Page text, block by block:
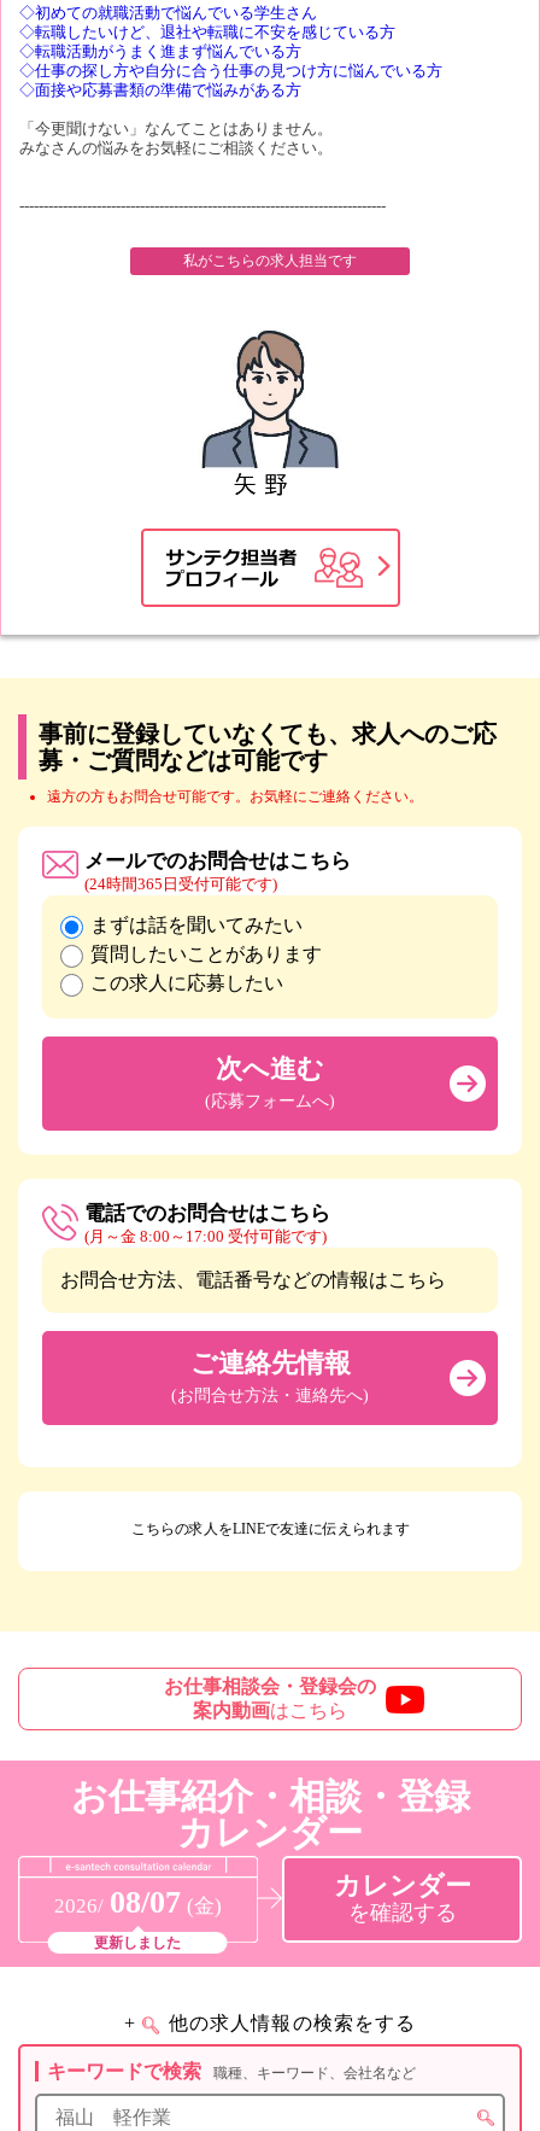
◇初めての就職活動で悩んでいる学生さん
◇転職したいけど、退社や転職に不安を感じている方
◇転職活動がうまく進まず悩んでいる方
◇仕事の探し方や自分に合う仕事の見つけ方に悩んでいる方
◇面接や応募書類の準備で悩みがある方
「今更聞けない」なんてことはありません。
みなさんの悩みをお気軽にご相談ください。
----------------------------------------------------------------------------
私がこちらの求人担当です
事前に登録していなくても、求人へのご応
募・ご質問などは可能です
遠方の方もお問合せ可能です。お気軽にご連絡ください。
メールでのお問合せはこちら
(24時間365日受付可能です)
まずは話を聞いてみたい
質問したいことがあります
この求人に応募したい
次へ進む
(応募フォームへ)
電話でのお問合せはこちら
(月～金 8:00～17:00 受付可能です)
お問合せ方法、電話番号などの情報はこちら
ご連絡先情報
(お問合せ方法・連絡先へ)
こちらの求人をLINEで友達に伝えられます
お仕事相談会・登録会の
案内動画はこちら
お仕事紹介・相談・登録
カレンダー
2026/ 08/07 (金)
更新しました
カレンダー
を確認する
+ 他の求人情報の検索をする
キーワードで検索 職種、キーワード、会社名など